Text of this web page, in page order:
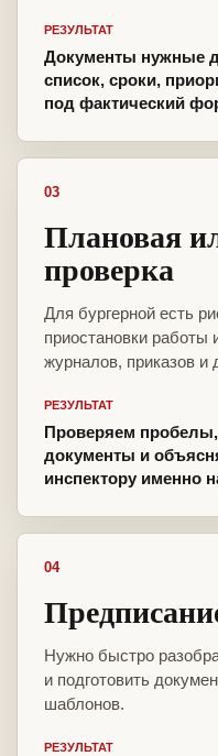
РЕЗУЛЬТАТ
Документы нужные
список, сроки,
под фактический
03
Плановая
проверка
Для бургерной есть
приостановки работы
журналов, приказов и
РЕЗУЛЬТАТ
Проверяем
документы и
инспектору именно
04
Нужно быстро
и подготовить
шаблонов.
РЕЗУЛЬТАТ